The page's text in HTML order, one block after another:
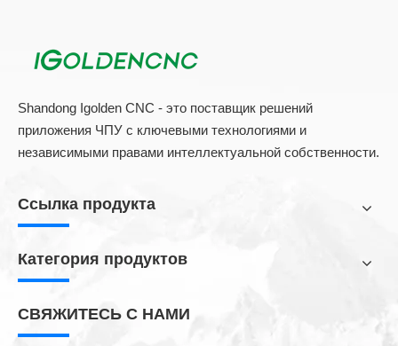
трубную лазерную режущую оболочку 6000 Вт, при
Вт для резки, что экономит энергию и экономит
затраты.
службой.
резинки варьируется от сотен тысяч до миллиона, и
сбои неизбежно произойдут во время использования.
понимание процесса послепродажных задержек,
Shandong Igolden CNC - это поставщик решений
приложения ЧПУ с ключевыми технологиями и
независимыми правами интеллектуальной собственности.
Ссылка продукта
Категория продуктов
СВЯЖИТЕСЬ С НАМИ